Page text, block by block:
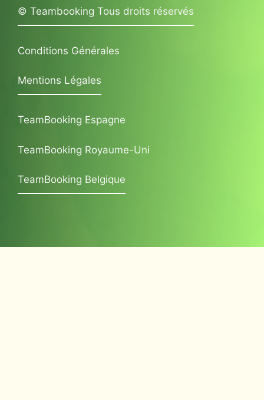
© Teambooking Tous droits réservés
Conditions Générales
Mentions Légales
TeamBooking Espagne
TeamBooking Royaume-Uni
TeamBooking Belgique